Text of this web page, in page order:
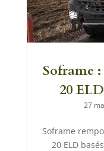
Soframe
20
27
Soframe
20 ELD